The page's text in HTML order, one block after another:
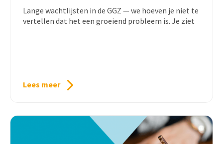
Lange wachtlijsten in de GGZ — we hoeven je niet te
vertellen dat het een groeiend probleem is. Je ziet
Lees meer